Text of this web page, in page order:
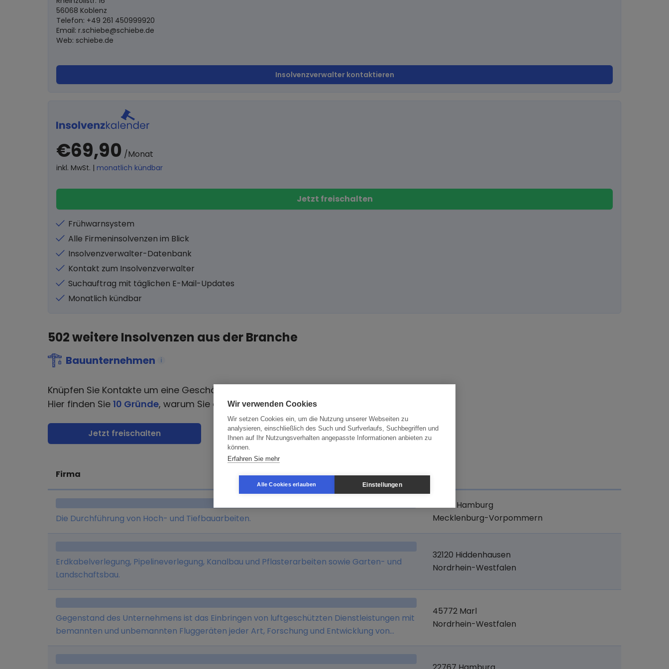
56068 Koblenz
Telefon: +49 261 450999920
Email: r.schiebe@schiebe.de
Web: schiebe.de
Insolvenzverwalter kontaktieren
€69,90 /Monat
inkl. MwSt. | monatlich kündbar
Jetzt freischalten
Frühwarnsystem
Alle Firmeninsolvenzen im Blick
Insolvenzverwalter-Datenbank
Kontakt zum Insolvenzverwalter
Suchauftrag mit täglichen E-Mail-Updates
Monatlich kündbar
502weitere Insolvenzen aus der Branche
Bauunternehmen i
Knüpfen Sie Kontakte um eine Geschäftsbeziehung aufzubauen.
Hier finden Sie 10 Gründe, warum Sie diese Chance nutzen sollten.
Jetzt freischalten
Firma Branche
Die Durchführung von Hoch- und Tiefbauarbeiten.
22041 Hamburg
Mecklenburg-Vorpommern
Erdkabelverlegung, Pipelineverlegung, Kanalbau und Pflasterarbeiten sowie Garten- und
Landschaftsbau.
32120 Hiddenhausen
Nordrhein-Westfalen
Gegenstand des Unternehmens ist das Einbringen von luftgeschützten Dienstleistungen mit
bemannten und unbemannten Fluggeräten jeder Art, Forschung und Entwicklung von
Rotorblattdesign und Computerprogrammen und der dazugehörigen Netzwerktechnologie
45772 Marl
Nordrhein-Westfalen
Wir verwenden Cookies
Wir setzen Cookies ein, um die Nutzung unserer Webseiten zu
analysieren, einschließlich des Such und Surfverlaufs, Suchbegriffen und
Ihnen auf Ihr Nutzungsverhalten angepasste Informationen anbieten zu
können.
Erfahren Sie mehr
Alle Cookies erlauben Einstellungen